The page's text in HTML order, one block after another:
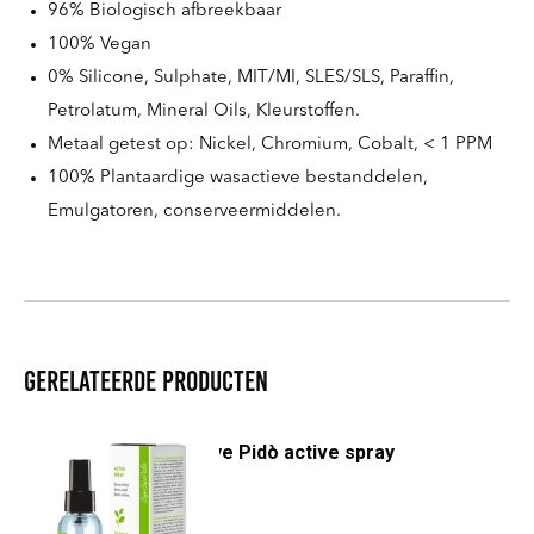
96% Biologisch afbreekbaar
100% Vegan
0% Silicone, Sulphate, MIT/MI, SLES/SLS, Paraffin,
Petrolatum, Mineral Oils, Kleurstoffen.
Metaal getest op: Nickel, Chromium, Cobalt, < 1 PPM
100% Plantaardige wasactieve bestanddelen,
Emulgatoren, conserveermiddelen.
Gerelateerde producten
ByeBye Pidò active spray
€19,25